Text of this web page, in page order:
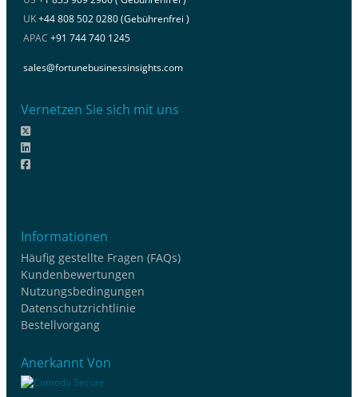
UK+44 808 502 0280 (Gebührenfrei )
APAC +91 744 740 1245
sales@fortunebusinessinsights.com
Vernetzen Sie sich mit uns
Informationen
Häufig gestellte Fragen (FAQs)
Kundenbewertungen
Nutzungsbedingungen
Datenschutzrichtlinie
Bestellvorgang
Anerkannt Von